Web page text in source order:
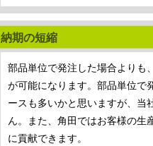
納期の短縮
部品単位で発注した場合よりも
が可能になります。部品単位で
ースも多いかと思いますが、当
ん。また、角田ではお客様の生
に貢献できます。